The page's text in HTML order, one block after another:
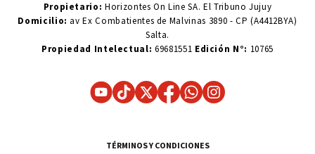
Propietario:Horizontes On Line SA. El Tribuno Jujuy
Domicilio: av Ex Combatientes de Malvinas 3890 - CP (A4412BYA)
Salta.
Propiedad Intelectual: 69681551 Edición N°: 10765
TÉRMINOS Y CONDICIONES